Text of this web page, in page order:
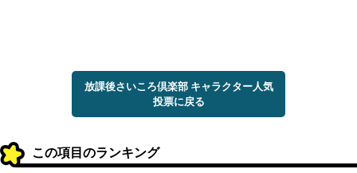
放課後さいころ倶楽部 キャラクター人気
投票に戻る
この項目のランキング